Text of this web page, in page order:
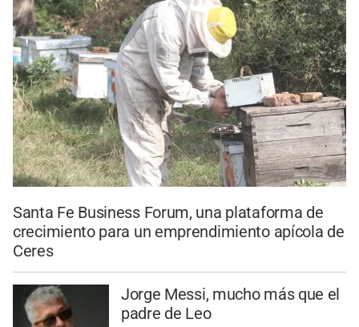
Santa Fe Business Forum, una plataforma de
crecimiento para un emprendimiento apícola de
Ceres
Jorge Messi, mucho más que el
padre de Leo